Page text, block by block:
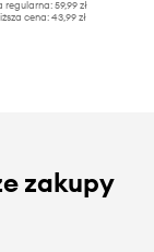
regularna: 59,99 zł
cena: 43,99 zł
zakupy